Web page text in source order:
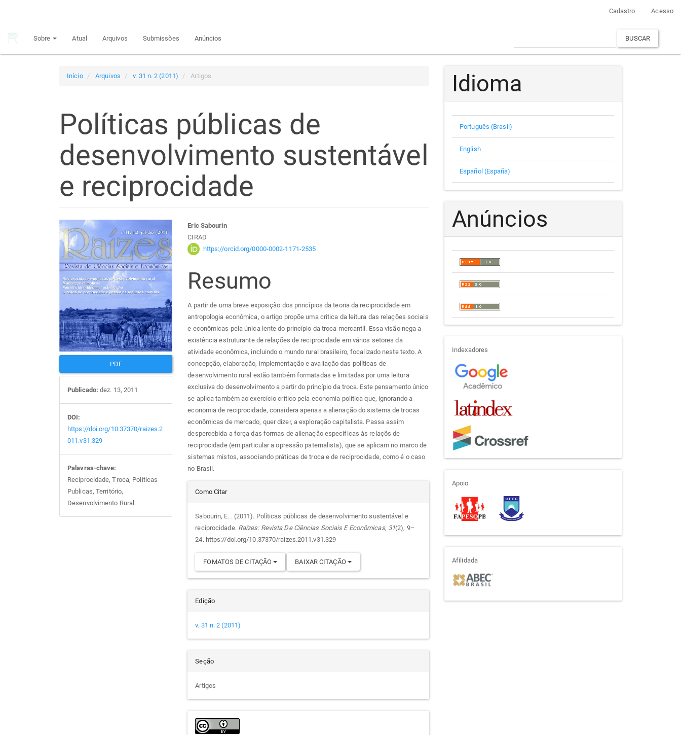
principal
Cadastro Acesso
Sobre Atual Arquivos Submissões Anúncios BUSCAR
Início Arquivos v. 31 n. 2 (2011) Artigos
Políticas públicas de
desenvolvimento sustentável
e reciprocidade
Barra
lateral
de
artigos
PDF
Publicado: dez. 13, 2011
DOI:
https://doi.org/10.37370/raizes.2
011.v31.329
Palavras-chave:
Reciprocidade, Troca, Políticas
Publicas, Território,
Desenvolvimento Rural.
Conteúdo
do
artigo
principal
Eric Sabourin
CIRAD
https://orcid.org/0000-0002-1171-2535
Resumo
A partir de uma breve exposição dos princípios da teoria da reciprocidade em
antropologia econômica, o artigo propõe uma critica da leitura das relações sociais
e econômicas pela única lente do princípio da troca mercantil. Essa visão nega a
existência estruturante de relações de reciprocidade em vários setores da
atividade econômica, incluindo o mundo rural brasileiro, focalizado neste texto. A
concepção, elaboração, implementação e avaliação das políticas de
desenvolvimento rural estão também formatadas e limitadas por uma leitura
exclusiva do desenvolvimento a partir do princípio da troca. Este pensamento único
se aplica também ao exercício crítico pela economia política que, ignorando a
economia de reciprocidade, considera apenas a alienação do sistema de trocas
econômicas de mercado, quer dizer, a exploração capitalista. Passa assim
despercebida a força das formas de alienação especificas às relaçõs de
reciprocidade (em particular a opressão paternalista), que se aplicam no marco de
sistemas mistos, associando práticas de troca e de reciprocidade, como é o caso
no Brasil.
Detalhes
do
artigo
Como Citar
Sabourin, E. . (2011). Políticas públicas de desenvolvimento sustentável e
reciprocidade. Raízes: Revista De Ciências Sociais E Econômicas, 31(2), 9–
24. https://doi.org/10.37370/raizes.2011.v31.329
FOMATOS DE CITAÇÃO BAIXAR CITAÇÃO
Edição
v. 31 n. 2 (2011)
Seção
Artigos
Idioma
Português (Brasil)
English
Español (España)
Anúncios
indexadores
Indexadores
apoio
Apoio
afiliada
Afilidada